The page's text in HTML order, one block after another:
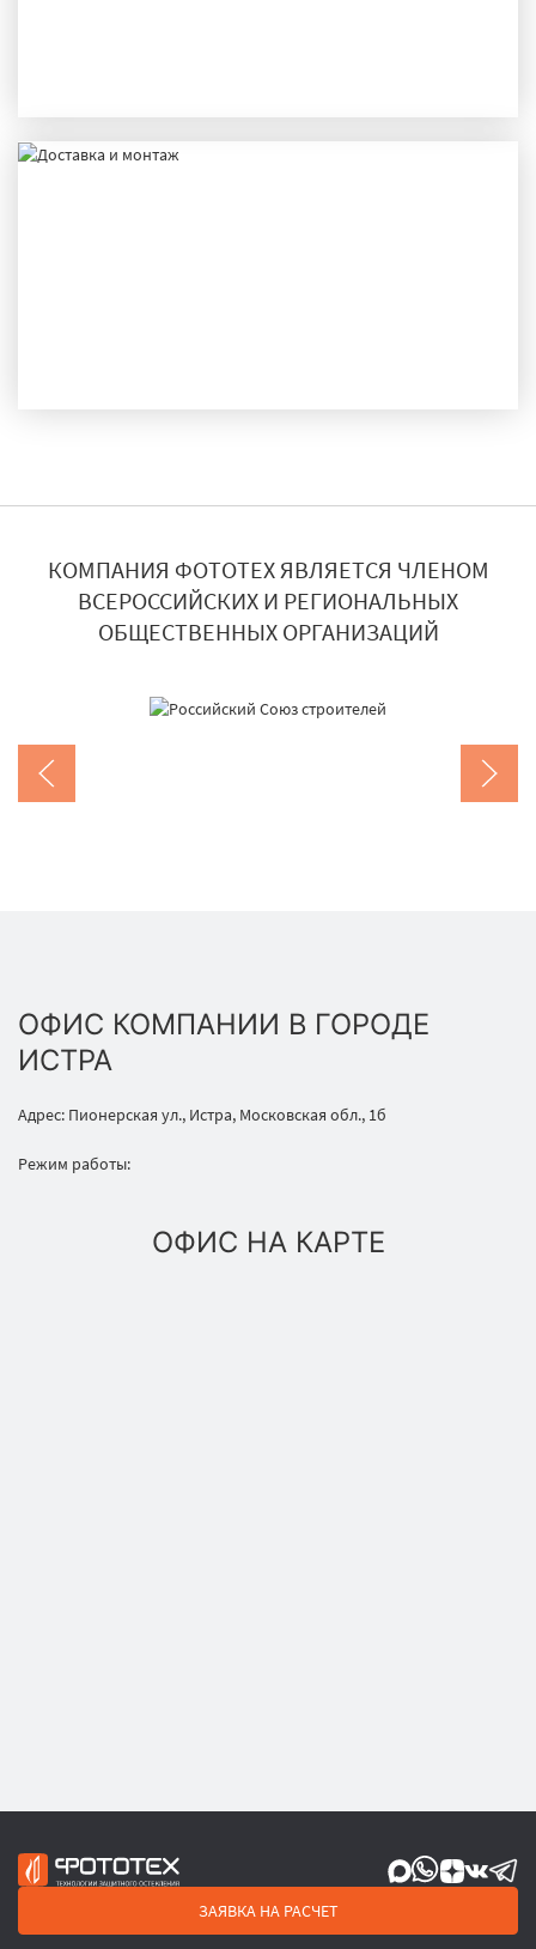
КОМПАНИЯ ФОТОТЕХ ЯВЛЯЕТСЯ ЧЛЕНОМ
ВСЕРОССИЙСКИХ И РЕГИОНАЛЬНЫХ
ОБЩЕСТВЕННЫХ ОРГАНИЗАЦИЙ
ОФИС КОМПАНИИ В ГОРОДЕ
ИСТРА
Адрес: Пионерская ул., Истра, Московская обл., 1б
Режим работы:
ОФИС НА КАРТЕ
ЗАЯВКА НА РАСЧЕТ